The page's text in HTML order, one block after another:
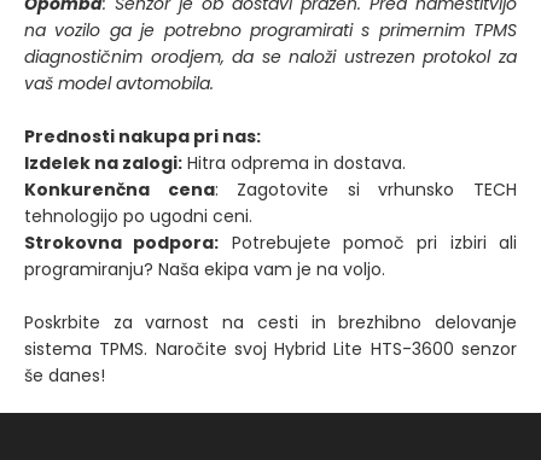
na vozilo ga je potrebno programirati s primernim TPMS
diagnostičnim orodjem, da se naloži ustrezen protokol za
vaš model avtomobila.
Prednosti nakupa pri nas:
Izdelek na zalogi: Hitra odprema in dostava.
Konkurenčna cena: Zagotovite si vrhunsko TECH
tehnologijo po ugodni ceni.
Strokovna podpora: Potrebujete pomoč pri izbiri ali
programiranju? Naša ekipa vam je na voljo.
Poskrbite za varnost na cesti in brezhibno delovanje
sistema TPMS. Naročite svoj Hybrid Lite HTS-3600 senzor
še danes!